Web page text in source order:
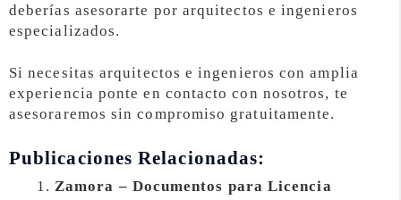
deberías asesorarte por arquitectos e ingenieros
especializados.
Si necesitas arquitectos e ingenieros con amplia
experiencia ponte en contacto con nosotros, te
asesoraremos sin compromiso gratuitamente.
Publicaciones Relacionadas:
Zamora – Documentos para Licencia